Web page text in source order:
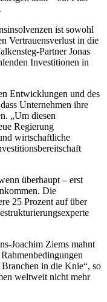
ist sowohl
Vertrauensverlust in die
Partner Jonas
Investitionen in
Entwicklungen und des
Unternehmen ihre
„Um diesen
Regierung
wirtschaftliche
überhaupt – erst
Die
25 Prozent auf über
Joachim Ziems mahnt
in die Knie“, so
weltweit nicht mehr